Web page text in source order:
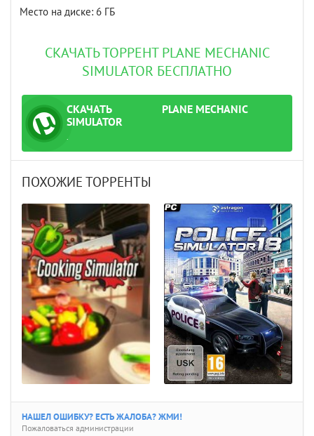
Место на диске: 6 ГБ
СКАЧАТЬ ТОРРЕНТ PLANE MECHANIC
SIMULATOR БЕСПЛАТНО
СКАЧАТЬ
ТОРРЕНТ
PLANE MECHANIC
SIMULATOR
.
ПОХОЖИЕ ТОРРЕНТЫ
НАШЕЛ ОШИБКУ? ЕСТЬ ЖАЛОБА? ЖМИ!
Пожаловаться администрации